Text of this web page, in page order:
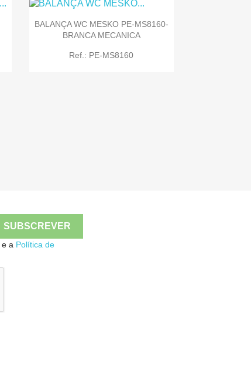
BALANÇA WC MESKO PE-MS8160-
BRANCA MECANICA
Ref.: PE-MS8160
e a Política de